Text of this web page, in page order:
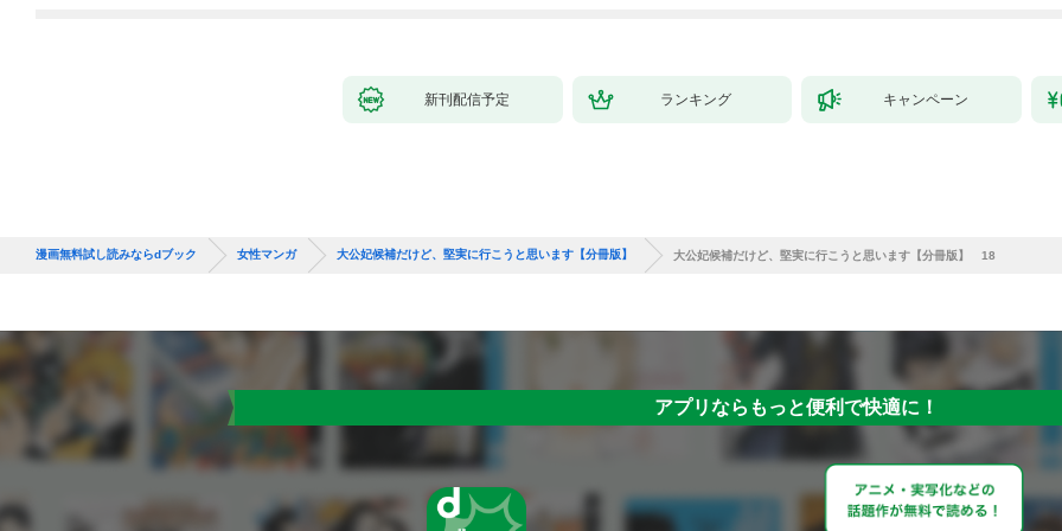
新刊配信予定 ランキング キャンペーン
漫画無料試し読みならdブック 女性マンガ 大公妃候補だけど、堅実に行こうと思います【分冊版】 大公妃候補だけど、堅実に行こうと思います【分冊版】 18
アプリならもっと便利で快適に！